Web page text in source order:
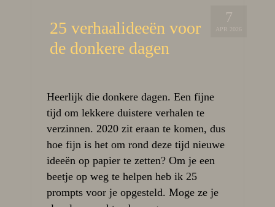
7
APR 2026
25 verhaalideeën voor
de donkere dagen
Heerlijk die donkere dagen. Een fijne
tijd om lekkere duistere verhalen te
verzinnen. 2020 zit eraan te komen, dus
hoe fijn is het om rond deze tijd nieuwe
ideeën op papier te zetten? Om je een
beetje op weg te helpen heb ik 25
prompts voor je opgesteld. Moge ze je